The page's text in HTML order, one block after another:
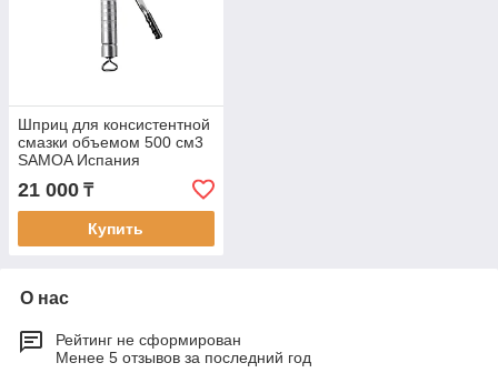
Шприц для консистентной
смазки объемом 500 см3
SAMOA Испания
21 000 ₸
Купить
О нас
Рейтинг не сформирован
Менее 5 отзывов за последний год